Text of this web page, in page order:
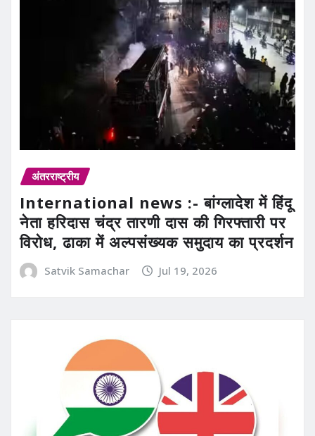
अंतरराष्ट्रीय
International news :- बांग्लादेश में हिंदू
नेता हरिदास चंद्र तारणी दास की गिरफ्तारी पर
विरोध, ढाका में अल्पसंख्यक समुदाय का प्रदर्शन
Satvik Samachar Jul 19, 2026